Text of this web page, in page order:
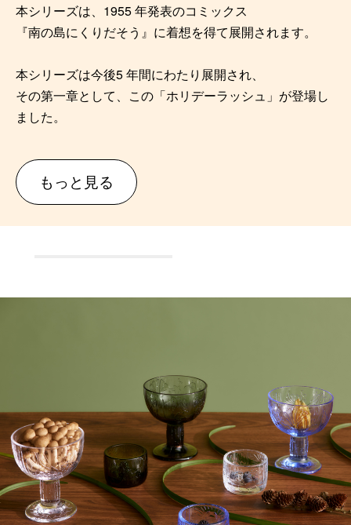
本シリーズは、1955 年発表のコミックス
『南の島にくりだそう』に着想を得て展開されます。
本シリーズは今後5 年間にわたり展開され、
その第⼀章として、この「ホリデーラッシュ」が登場し
ました。
もっと見る